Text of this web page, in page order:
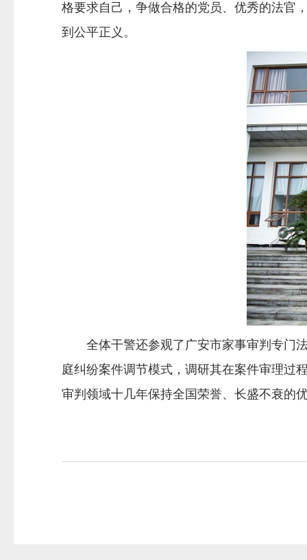
格要求自己，争做合格的党员、优秀的法官
到公平正义。
全体干警还参观了广安市家事审判专门法
庭纠纷案件调节模式，调研其在案件审理过
审判领域十几年保持全国荣誉、长盛不衰的